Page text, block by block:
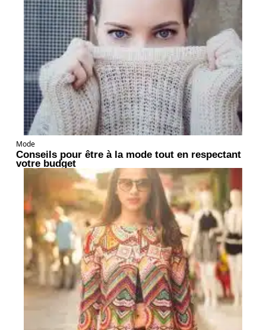
Mode
Conseils pour être à la mode tout en respectant
votre budget